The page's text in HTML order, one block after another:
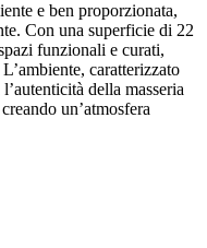
e ben proporzionata,
Con una superficie di 22
funzionali e curati,
caratterizzato
della masseria
un’atmosfera